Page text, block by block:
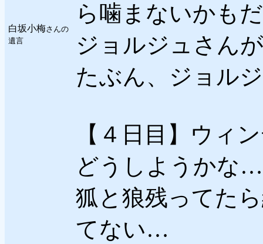
白坂小梅さんの
遺言
ら噛まないかも
ジョルジュさん
たぶん、ジョル
【４日目】ウィ
どうしようかな
狐と狼残ってた
てない…